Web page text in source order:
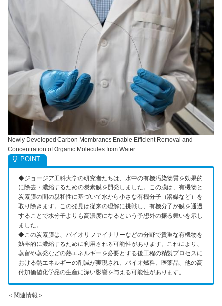
Newly Developed Carbon Membranes Enable Efficient Removal and
Concentration of Organic Molecules from Water
◆ジョージア工科大学の研究者たちは、水中の有機汚染物質を効果的
に除去・濃縮するための炭素膜を開発しました。この膜は、有機物と
炭素膜の間の親和性に基づいて水から小さな有機分子（溶媒など）を
取り除きます。この発見は従来の理解に挑戦し、有機分子が膜を通過
することで水分子よりも高濃度になるという予想外の振る舞いを示し
ました。
◆この炭素膜は、バイオリファイナリーなどの分野で貴重な有機物を
効率的に濃縮するために利用される可能性があります。これにより、
蒸留や蒸発などの熱エネルギーを必要とする後工程の精製プロセスに
おける熱エネルギーの削減が実現され、バイオ燃料、医薬品、他の高
付加価値化学品の生産に深い影響を与える可能性があります。
＜関連情報＞